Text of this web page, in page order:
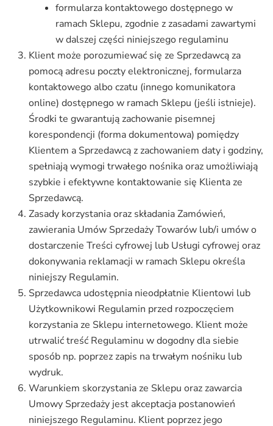
formularza kontaktowego dostępnego w
ramach Sklepu, zgodnie z zasadami zawartymi
w dalszej części niniejszego regulaminu
Klient może porozumiewać się ze Sprzedawcą za
pomocą adresu poczty elektronicznej, formularza
kontaktowego albo czatu (innego komunikatora
online) dostępnego w ramach Sklepu (jeśli istnieje).
Środki te gwarantują zachowanie pisemnej
korespondencji (forma dokumentowa) pomiędzy
Klientem a Sprzedawcą z zachowaniem daty i godziny,
spełniają wymogi trwałego nośnika oraz umożliwiają
szybkie i efektywne kontaktowanie się Klienta ze
Sprzedawcą.
Zasady korzystania oraz składania Zamówień,
zawierania Umów Sprzedaży Towarów lub/i umów o
dostarczenie Treści cyfrowej lub Usługi cyfrowej oraz
dokonywania reklamacji w ramach Sklepu określa
niniejszy Regulamin.
Sprzedawca udostępnia nieodpłatnie Klientowi lub
Użytkownikowi Regulamin przed rozpoczęciem
korzystania ze Sklepu internetowego. Klient może
utrwalić treść Regulaminu w dogodny dla siebie
sposób np. poprzez zapis na trwałym nośniku lub
wydruk.
Warunkiem skorzystania ze Sklepu oraz zawarcia
Umowy Sprzedaży jest akceptacja postanowień
niniejszego Regulaminu. Klient poprzez jego